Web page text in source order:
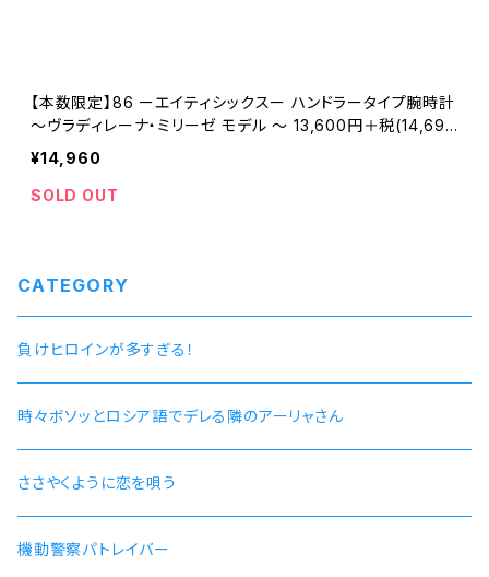
【本数限定】86 ーエイティシックスー ハンドラータイプ腕時計
〜ヴラディレーナ・ミリーゼ モデル 〜 13,600円＋税(14,690
円)
¥14,960
SOLD OUT
CATEGORY
負けヒロインが多すぎる！
時々ボソッとロシア語でデレる隣のアーリャさん
ささやくように恋を唄う
機動警察パトレイバー